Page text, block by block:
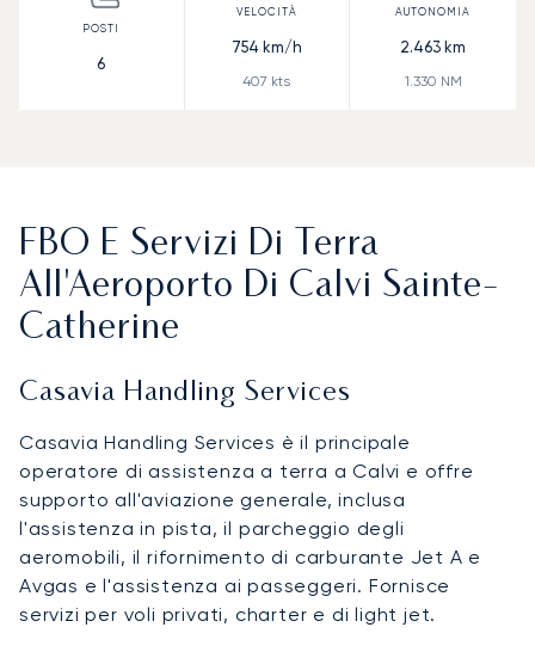
6
754 km/h
407 kts
2.463 km
1.330 NM
FBO E Servizi Di Terra
All'Aeroporto Di Calvi Sainte-
Catherine
Casavia Handling Services
Casavia Handling Services è il principale
operatore di assistenza a terra a Calvi e offre
supporto all'aviazione generale, inclusa
l'assistenza in pista, il parcheggio degli
aeromobili, il rifornimento di carburante Jet A e
Avgas e l'assistenza ai passeggeri. Fornisce
servizi per voli privati, charter e di light jet.